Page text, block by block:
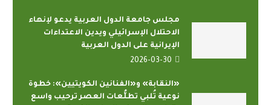
مجلس جامعة الدول العربية يدعو لإنهاء
الاحتلال الإسرائيلي ويدين الاعتداءات
الإيرانية على الدول العربية
2026-03-30
«النقابة» و«الفنانين الكويتيين»: خطوة
نوعية تُلبي تطلُّعات العصر ترحيب واسع